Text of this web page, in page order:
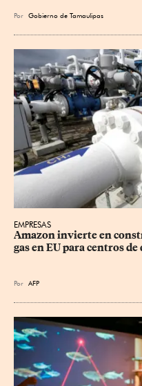
Por Gobierno de Tamaulipas
EMPRESAS
Amazon invierte en
gas en EU para centros de
Por AFP